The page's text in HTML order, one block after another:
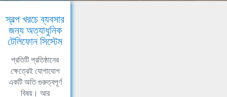
স্বল্প খরচে ব্যবসার
জন্য অত্যাধুনিক
টেলিফোন সিস্টেম
প্রতিটি প্রতিষ্ঠানের
ক্ষেত্রেই যোগাযোগ
একটি অতি গুরুত্বপূর্ণ
বিষয়। আর